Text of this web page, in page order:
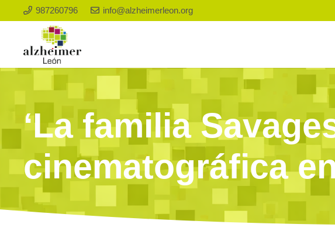
987260796 info@alzheimerleon.org
‘La familia
cinematográfica